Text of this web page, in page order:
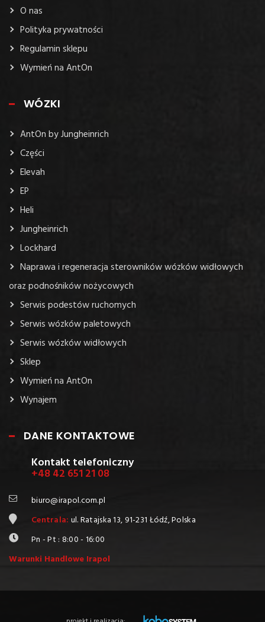
O nas
Polityka prywatności
Regulamin sklepu
Wymień na AntOn
WÓZKI
AntOn by Jungheinrich
Części
Elevah
EP
Heli
Jungheinrich
Lockhard
Naprawa i regeneracja sterowników wózków widłowych
oraz podnośników nożycowych
Serwis podestów ruchomych
Serwis wózków paletowych
Serwis wózków widłowych
Sklep
Wymień na AntOn
Wynajem
DANE KONTAKTOWE
Kontakt telefoniczny
+48 42 651 21 08
biuro@irapol.com.pl
Centrala: ul. Ratajska 13, 91-231 Łódź, Polska
Pn - Pt : 8:00 - 16:00
Warunki Handlowe Irapol